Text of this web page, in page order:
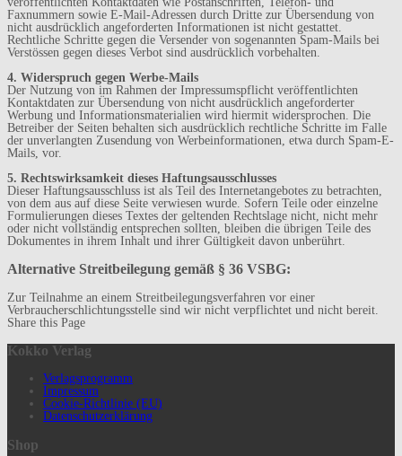
Faxnummern sowie E-Mail-Adressen durch Dritte zur Übersendung von
nicht ausdrücklich angeforderten Informationen ist nicht gestattet.
Rechtliche Schritte gegen die Versender von sogenannten Spam-Mails bei
Verstössen gegen dieses Verbot sind ausdrücklich vorbehalten.
4. Widerspruch gegen Werbe-Mails
Der Nutzung von im Rahmen der Impressumspflicht veröffentlichten
Kontaktdaten zur Übersendung von nicht ausdrücklich angeforderter
Werbung und Informationsmaterialien wird hiermit widersprochen. Die
Betreiber der Seiten behalten sich ausdrücklich rechtliche Schritte im Falle
der unverlangten Zusendung von Werbeinformationen, etwa durch Spam-E-
Mails, vor.
5. Rechtswirksamkeit dieses Haftungsausschlusses
Dieser Haftungsausschluss ist als Teil des Internetangebotes zu betrachten,
von dem aus auf diese Seite verwiesen wurde. Sofern Teile oder einzelne
Formulierungen dieses Textes der geltenden Rechtslage nicht, nicht mehr
oder nicht vollständig entsprechen sollten, bleiben die übrigen Teile des
Dokumentes in ihrem Inhalt und ihrer Gültigkeit davon unberührt.
Alternative Streitbeilegung gemäß § 36 VSBG:
Zur Teilnahme an einem Streitbeilegungsverfahren vor einer
Verbraucherschlichtungsstelle sind wir nicht verpflichtet und nicht bereit.
Share this Page
Kokko Verlag
Verlagsprogramm
Impressum
Cookie-Richtlinie (EU)
Datenschutzerklärung
Shop